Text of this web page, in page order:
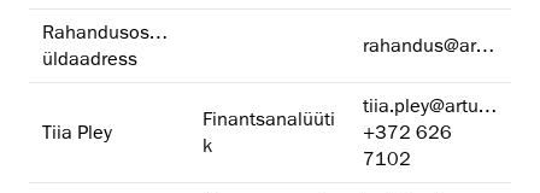
Rahandusosakonna
üldaadress
rahandus@artun.ee
Tiia Pley
Finantsanalüüti
k
tiia.pley@artun.ee
+372 626
7102